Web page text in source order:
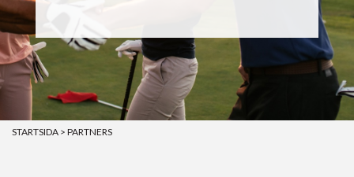
KOMMITTÉER
STARTSIDA > PARTNERS